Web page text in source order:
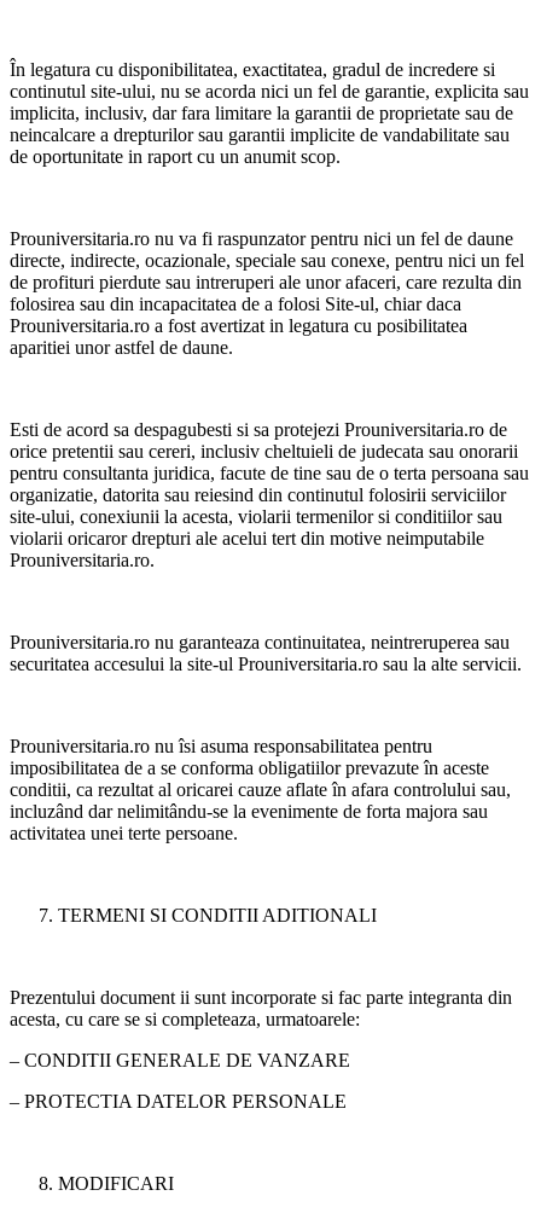
În legatura cu disponibilitatea, exactitatea, gradul de incredere si
continutul site-ului, nu se acorda nici un fel de garantie, explicita sau
implicita, inclusiv, dar fara limitare la garantii de proprietate sau de
neincalcare a drepturilor sau garantii implicite de vandabilitate sau
de oportunitate in raport cu un anumit scop.
Prouniversitaria.ro nu va fi raspunzator pentru nici un fel de daune
directe, indirecte, ocazionale, speciale sau conexe, pentru nici un fel
de profituri pierdute sau intreruperi ale unor afaceri, care rezulta din
folosirea sau din incapacitatea de a folosi Site-ul, chiar daca
Prouniversitaria.ro a fost avertizat in legatura cu posibilitatea
aparitiei unor astfel de daune.
Esti de acord sa despagubesti si sa protejezi Prouniversitaria.ro de
orice pretentii sau cereri, inclusiv cheltuieli de judecata sau onorarii
pentru consultanta juridica, facute de tine sau de o terta persoana sau
organizatie, datorita sau reiesind din continutul folosirii serviciilor
site-ului, conexiunii la acesta, violarii termenilor si conditiilor sau
violarii oricaror drepturi ale acelui tert din motive neimputabile
Prouniversitaria.ro.
Prouniversitaria.ro nu garanteaza continuitatea, neintreruperea sau
securitatea accesului la site-ul Prouniversitaria.ro sau la alte servicii.
Prouniversitaria.ro nu îsi asuma responsabilitatea pentru
imposibilitatea de a se conforma obligatiilor prevazute în aceste
conditii, ca rezultat al oricarei cauze aflate în afara controlului sau,
incluzând dar nelimitându-se la evenimente de forta majora sau
activitatea unei terte persoane.
TERMENI SI CONDITII ADITIONALI
Prezentului document ii sunt incorporate si fac parte integranta din
acesta, cu care se si completeaza, urmatoarele:
– CONDITII GENERALE DE VANZARE
– PROTECTIA DATELOR PERSONALE
MODIFICARI